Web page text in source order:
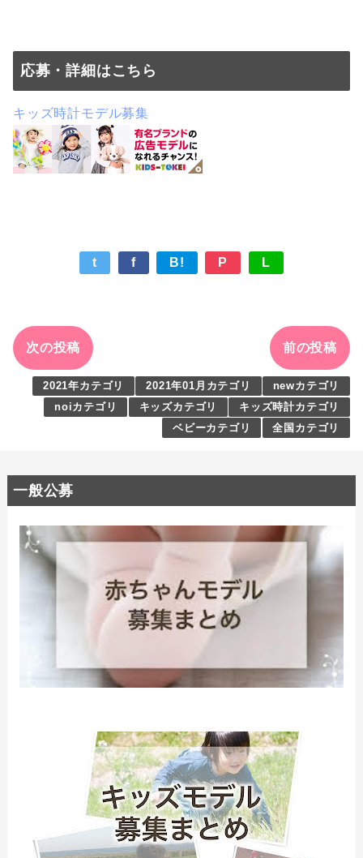
応募・詳細はこちら
キッズ時計モデル募集
t f B! P L
次の投稿 前の投稿
2021年カテゴリ 2021年01月カテゴリ
newカテゴリ
noiカテゴリ
キッズカテゴリ
キッズ時計カテゴリ
ベビーカテゴリ
全国カテゴリ
一般公募